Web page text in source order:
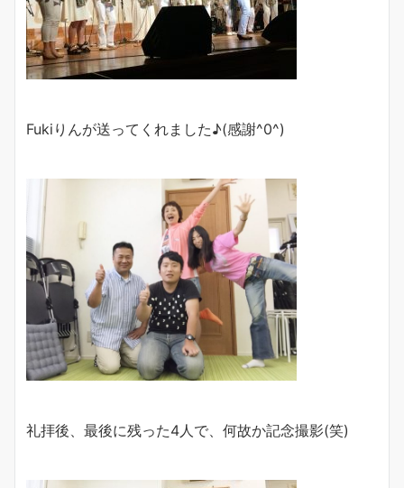
Fukiりんが送ってくれました♪(感謝^0^)
礼拝後、最後に残った4人で、何故か記念撮影(笑)